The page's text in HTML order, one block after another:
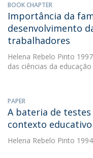
BOOK CHAPTER
Importância da
desenvolvimento
trabalhadores
Helena Rebelo Pinto
das ciências da educação
PAPER
A bateria de testes
contexto educativo
Helena Rebelo Pinto